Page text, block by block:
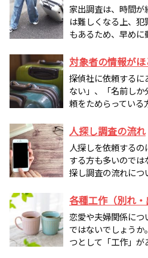
家出調査は、時間
は難しくなる上、
もあるため、早め
対象者の情報が
探偵社に依頼するに
ない」、「名前し
頼をためらってい
人探し調査の流れ
人探しを依頼する
する方も多いので
探し調査の流れに
各種工作（別れ
恋愛や夫婦関係に
ではないでしょう
つとして「工作」